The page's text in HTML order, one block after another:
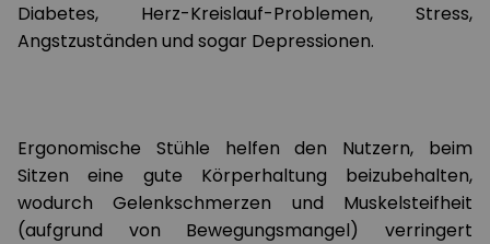
Diabetes, Herz-Kreislauf-Problemen, Stress,
Angstzuständen und sogar Depressionen.
Ergonomische Stühle helfen den Nutzern, beim
Sitzen eine gute Körperhaltung beizubehalten,
wodurch Gelenkschmerzen und Muskelsteifheit
(aufgrund von Bewegungsmangel) verringert